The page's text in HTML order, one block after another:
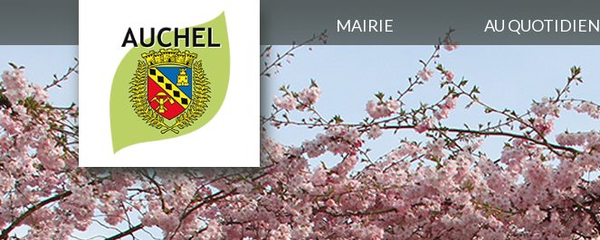
MAIRIE AU QUOTIDIEN